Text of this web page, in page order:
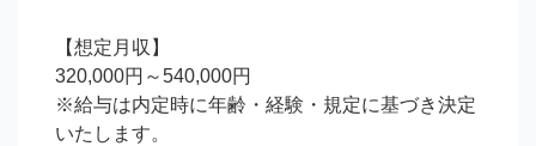
【想定月収】
320,000円～540,000円
※給与は内定時に年齢・経験・規定に基づき決定
いたします。